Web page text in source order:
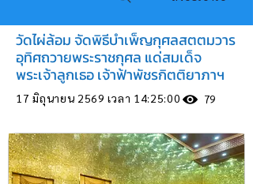
วัดไผ่ล้อม จัดพิธีบำเพ็ญกุศลสตตมวาร
อุทิศถวายพระราชกุศล แด่สมเด็จ
พระเจ้าลูกเธอ เจ้าฟ้าพัชรกิตติยาภาฯ
17 มิถุนายน 2569 เวลา 14:25:00 79